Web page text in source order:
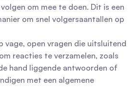
om mee te doen. Dit is een
om snel volgersaantallen op
vage, open vragen die uitsluitend
reacties te verzamelen, zoals
hand liggende antwoorden of
met een algemene